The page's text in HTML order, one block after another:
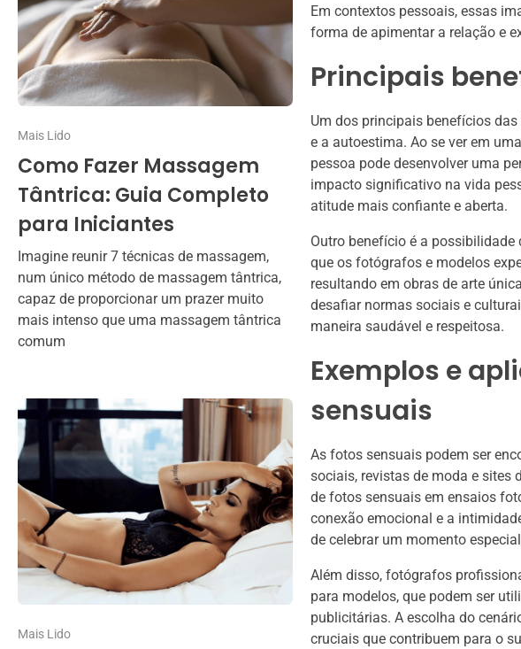
Mais Lido
Como Fazer Massagem
Tântrica: Guia Completo
para Iniciantes
Imagine reunir 7 técnicas de massagem,
num único método de massagem tântrica,
capaz de proporcionar um prazer muito
mais intenso que uma massagem tântrica
comum
Mais Lido
Em contextos pessoais, essas
forma de apimentar a relação e
Principais
Um dos principais benefícios
e a autoestima. Ao se ver em
pessoa pode desenvolver uma
impacto significativo na vida
atitude mais confiante e aberta.
Outro benefício é a
que os fotógrafos e modelos
resultando em obras de arte
desafiar normas sociais e
maneira saudável e respeitosa.
Exemplos e
sensuais
As fotos sensuais podem ser
sociais, revistas de moda e sites
de fotos sensuais em ensaios
conexão emocional e a
de celebrar um momento
Além disso, fotógrafos
para modelos, que podem ser
publicitárias. A escolha do
cruciais que contribuem para o